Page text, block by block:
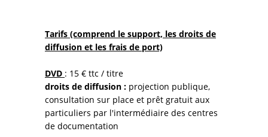
Tarifs (comprend le support, les droits de
diffusion et les frais de port)
DVD : 15 € ttc / titre
droits de diffusion : projection publique,
consultation sur place et prêt gratuit aux
particuliers par l'intermédiaire des centres
de documentation